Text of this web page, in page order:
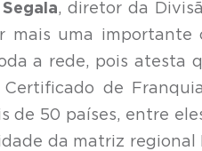
, diretor da
mais uma
a rede, pois atesta
de
de 50 países, entre
da matriz regional